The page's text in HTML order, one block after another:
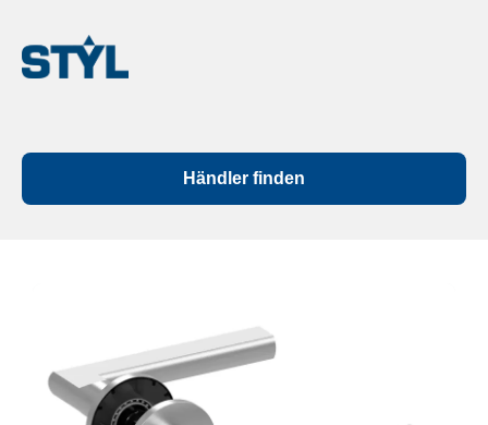
Händler finden